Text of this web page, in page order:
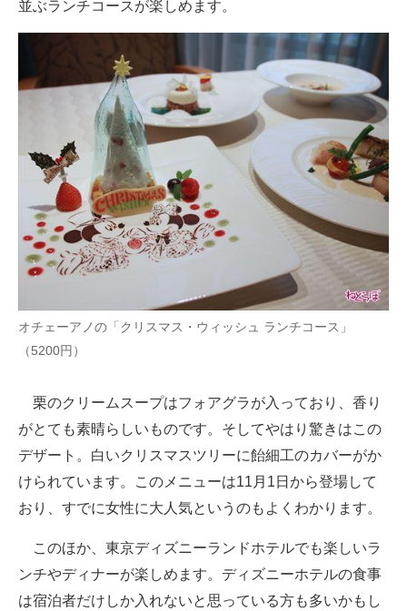
並ぶランチコースが楽しめます。
オチェーアノの「クリスマス・ウィッシュ ランチコース」
（5200円）
栗のクリームスープはフォアグラが入っており、香り
がとても素晴らしいものです。そしてやはり驚きはこの
デザート。白いクリスマスツリーに飴細工のカバーがか
けられています。このメニューは11月1日から登場して
おり、すでに女性に大人気というのもよくわかります。
このほか、東京ディズニーランドホテルでも楽しいラ
ンチやディナーが楽しめます。ディズニーホテルの食事
は宿泊者だけしか入れないと思っている方も多いかもし